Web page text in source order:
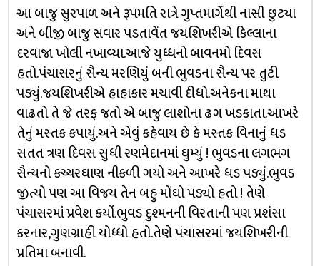
આ બાજુ સુરપાળ અને રૂપમતિ રાત્રે ગુપ્તમાર્ગેથી નાસી છુટ્યા
અને બીજી બાજુ સવાર પડતાવેંત જયશિખરીએ કિલ્લાના
દરવાજા ખોલી નખાવ્યા.આજે યુધ્ધનો બાવનમો દિવસ
હતો.પંચાસરનું સૈન્ય મરણિયું બની ભુવડના સૈન્ય પર તુટી
પડ્યું.જયશિખરીએ હાહાકાર મચાવી દીધો.અનેકના માથા
વાઢતો તે જે તરફ જતો એ બાજુ લાશોના ઢગ ખડકાતા.આખરે
તેનું મસ્તક કપાયું.અને એવું કહેવાય છે કે મસ્તક વિનાનું ધડ
સતત ત્રણ દિવસ સુધી રણમેદાનમાં ઘુમ્યું ! ભુવડના લગભગ
સૈન્યનો કચ્ચરઘાણ નીકળી ગયો અને આખરે ધડ પડ્યું.ભુવડ
જીત્યો પણ આ વિજય તેન બહુ મોંઘો પડ્યો હતો ! તેણે
પંચાસરમાં પ્રવેશ કર્યો.ભુવડ દુશ્મનની વિરતાની પણ પ્રશંસા
કરનાર,ગુણગ્રાહી યોધ્ધો હતો.તેણે પંચાસરમાં જયશિખરીની
પ્રતિમા બનાવી.